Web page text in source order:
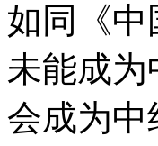
如同《中
未能成
会成为